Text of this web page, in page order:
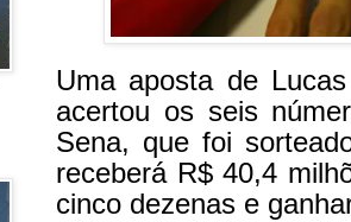
Uma aposta de
acertou os seis
Sena, que foi
receberá R$ 40,4
cinco dezenas e